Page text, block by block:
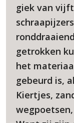
giek van
getrokken
het
gebeurd is,
Kiertjes,